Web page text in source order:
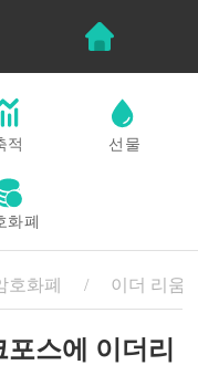
적 선물
화폐
호화폐 이더 리움
스에 이더리